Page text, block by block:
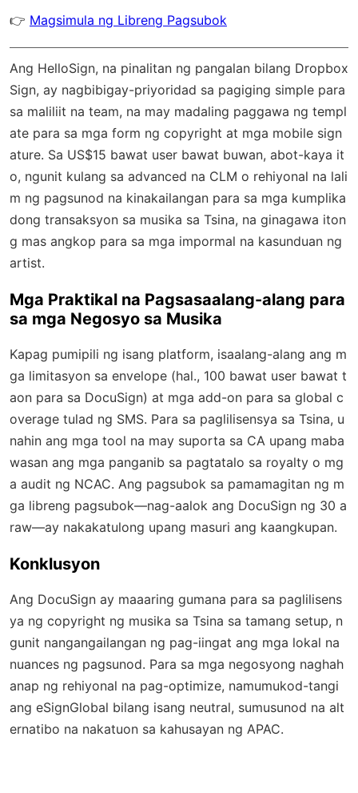
👉 Magsimula ng Libreng Pagsubok
Ang HelloSign, na pinalitan ng pangalan bilang Dropbox
Sign, ay nagbibigay-priyoridad sa pagiging simple para
sa maliliit na team, na may madaling paggawa ng templ
ate para sa mga form ng copyright at mga mobile sign
ature. Sa US$15 bawat user bawat buwan, abot-kaya it
o, ngunit kulang sa advanced na CLM o rehiyonal na lali
m ng pagsunod na kinakailangan para sa mga kumplika
dong transaksyon sa musika sa Tsina, na ginagawa iton
g mas angkop para sa mga impormal na kasunduan ng
artist.
Mga Praktikal na Pagsasaalang-alang para
sa mga Negosyo sa Musika
Kapag pumipili ng isang platform, isaalang-alang ang m
ga limitasyon sa envelope (hal., 100 bawat user bawat t
aon para sa DocuSign) at mga add-on para sa global c
overage tulad ng SMS. Para sa paglilisensya sa Tsina, u
nahin ang mga tool na may suporta sa CA upang maba
wasan ang mga panganib sa pagtatalo sa royalty o mg
a audit ng NCAC. Ang pagsubok sa pamamagitan ng m
ga libreng pagsubok—nag-aalok ang DocuSign ng 30 a
raw—ay nakakatulong upang masuri ang kaangkupan.
Konklusyon
Ang DocuSign ay maaaring gumana para sa paglilisens
ya ng copyright ng musika sa Tsina sa tamang setup, n
gunit nangangailangan ng pag-iingat ang mga lokal na
nuances ng pagsunod. Para sa mga negosyong naghah
anap ng rehiyonal na pag-optimize, namumukod-tangi
ang eSignGlobal bilang isang neutral, sumusunod na alt
ernatibo na nakatuon sa kahusayan ng APAC.